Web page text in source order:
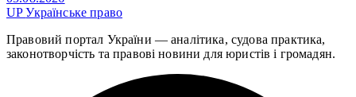
UPУкраїнське право
Правовий портал України — аналітика, судова практика,
законотворчість та правові новини для юристів і громадян.